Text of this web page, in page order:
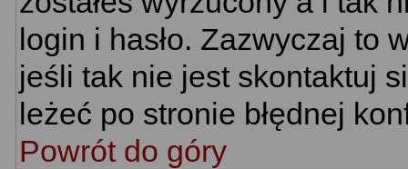
login i hasło. Zazwyczaj to
jeśli tak nie jest skontaktuj
leżeć po stronie błędnej
Powrót do góry